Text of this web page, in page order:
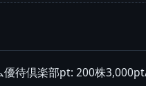
優待倶楽部pt: 200株